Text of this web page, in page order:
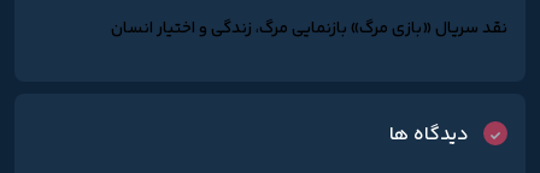
نقد سریال «بازی مرگ» بازنمایی مرگ، زندگی و اختیار انسان
دیدگاه ها